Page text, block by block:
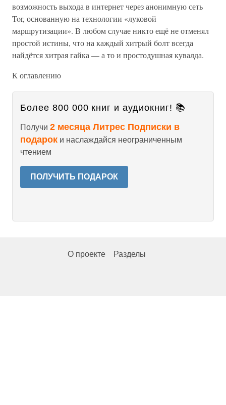
возможность выхода в интернет через анонимную сеть
Tor, основанную на технологии «луковой
маршрутизации». В любом случае никто ещё не отменял
простой истины, что на каждый хитрый болт всегда
найдётся хитрая гайка — а то и простодушная кувалда.
К оглавлению
Более 800 000 книг и аудиокниг! 📚
Получи 2 месяца Литрес Подписки в
подарок и наслаждайся неограниченным
чтением
ПОЛУЧИТЬ ПОДАРОК
О проекте Разделы